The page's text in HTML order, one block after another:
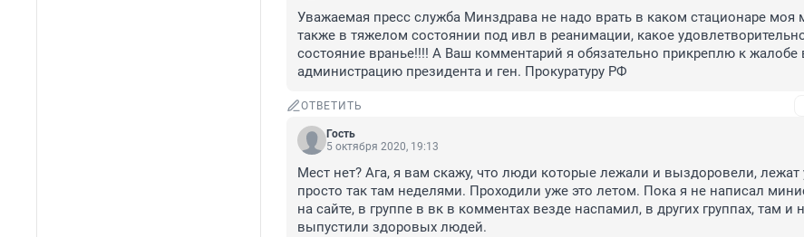
Уважаемая пресс служба Минздрава не надо врать в каком стационаре моя
также в тяжелом состоянии под ивл в реанимации, какое
состояние вранье!!!! А Ваш комментарий я обязательно прикреплю к жалобе
администрацию президента и ген. Прокуратуру РФ
ОТВЕТИТЬ
Гость
5 октября 2020, 19:13
Мест нет? Ага, я вам скажу, что люди которые лежали и выздоровели, лежат
просто так там неделями. Проходили уже это летом. Пока я не написал
на сайте, в группе в вк в комментах везде наспамил, в других группах, там и
выпустили здоровых людей.